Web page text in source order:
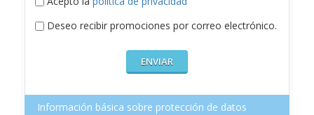
Deseo recibir promociones por correo electrónico.
Información básica sobre protección de datos